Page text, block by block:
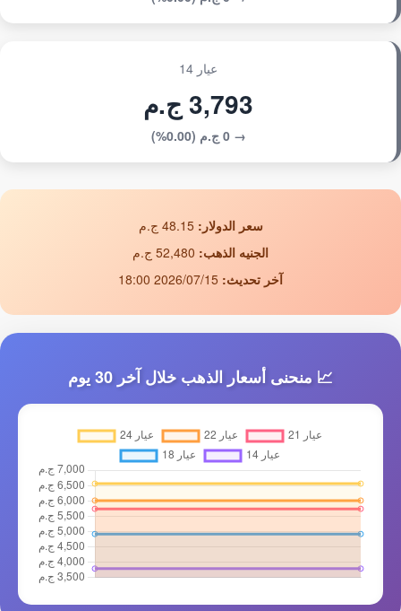
عيار 14
3,793 ج.م
→ 0 ج.م (0.00%)
سعر الدولار: 48.15 ج.م
الجنيه الذهب:
آخر تحديث:
📈 منحنى أسعار الذهب خلال آخر 30 يوم